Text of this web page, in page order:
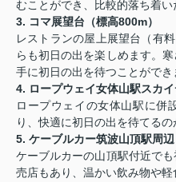
むことができ、比較的落ち着い
3. コマ展望台（標高800m）
レストランの屋上展望台（有
らも初日の出を楽しめます。
手に初日の出を待つことができ
4. ロープウェイ女体山駅スカイ
ロープウェイの女体山駅に併
り、快適に初日の出を待てるの
5. ケーブルカー筑波山頂駅周辺
ケーブルカーの山頂駅付近で
売店もあり、温かい飲み物や軽